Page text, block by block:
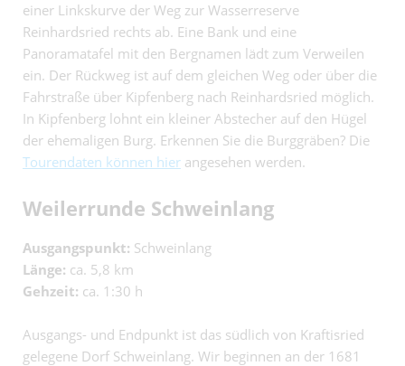
einer Linkskurve der Weg zur Wasserreserve
Reinhardsried rechts ab. Eine Bank und eine
Panoramatafel mit den Bergnamen lädt zum Verweilen
ein. Der Rückweg ist auf dem gleichen Weg oder über die
Fahrstraße über Kipfenberg nach Reinhardsried möglich.
In Kipfenberg lohnt ein kleiner Abstecher auf den Hügel
der ehemaligen Burg. Erkennen Sie die Burggräben? Die
Tourendaten können hier angesehen werden.
Weilerrunde Schweinlang
Ausgangspunkt: Schweinlang
Länge: ca. 5,8 km
Gehzeit: ca. 1:30 h
Ausgangs- und Endpunkt ist das südlich von Kraftisried
gelegene Dorf Schweinlang. Wir beginnen an der 1681